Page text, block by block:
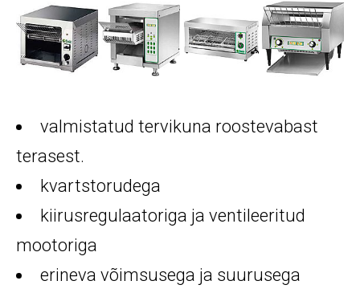
valmistatud tervikuna roostevabast
terasest.
kvartstorudega
kiirusregulaatoriga ja ventileeritud
mootoriga
erineva võimsusega ja suurusega